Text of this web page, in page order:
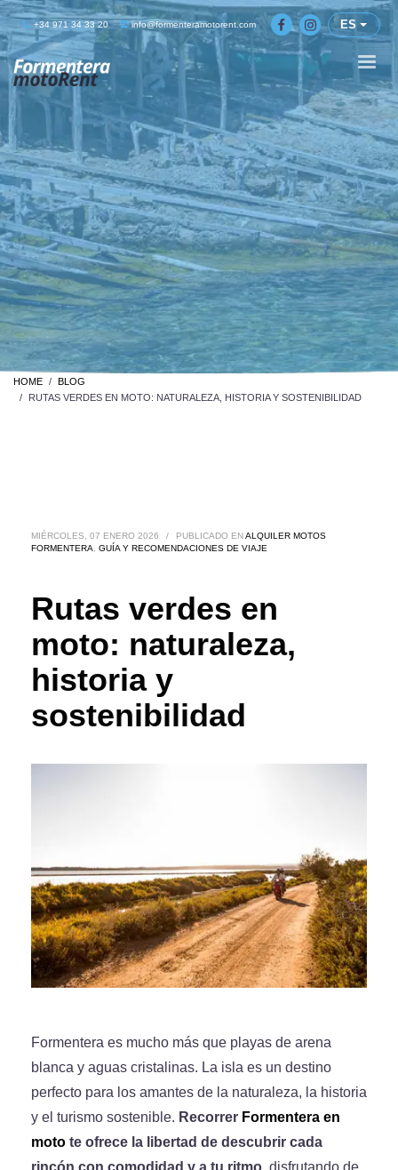
+34 971 34 33 20 info@formenteramotorent.com ES
HOME
BLOG
RUTAS VERDES EN MOTO: NATURALEZA, HISTORIA Y SOSTENIBILIDAD
MIÉRCOLES, 07 ENERO 2026 / PUBLICADO ENALQUILER MOTOS
FORMENTERA, GUÍA Y RECOMENDACIONES DE VIAJE
Rutas verdes en
moto: naturaleza,
historia y
sostenibilidad
Formentera es mucho más que playas de arena
blanca y aguas cristalinas. La isla es un destino
perfecto para los amantes de la naturaleza, la historia
y el turismo sostenible. Recorrer Formentera en
moto te ofrece la libertad de descubrir cada